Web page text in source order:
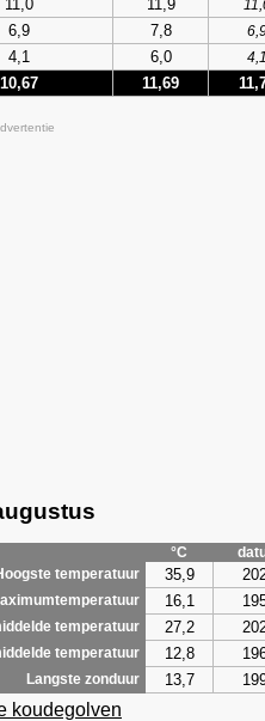
11,0 11,9
6,9 7,8
4,1 6,0
10,67 11,69
°C
temperatuur
35,9
16,1
temperatuur 27,2
temperatuur 12,8
Langste zonduur 13,7
koudegolven